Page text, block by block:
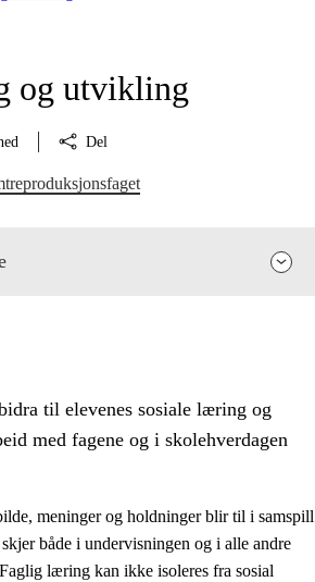
og utvikling
Del
til elevenes sosiale læring og
med fagene og i skolehverdagen
meninger og holdninger blir til i samspill
både i undervisningen og i alle andre
læring kan ikke isoleres fra sosial